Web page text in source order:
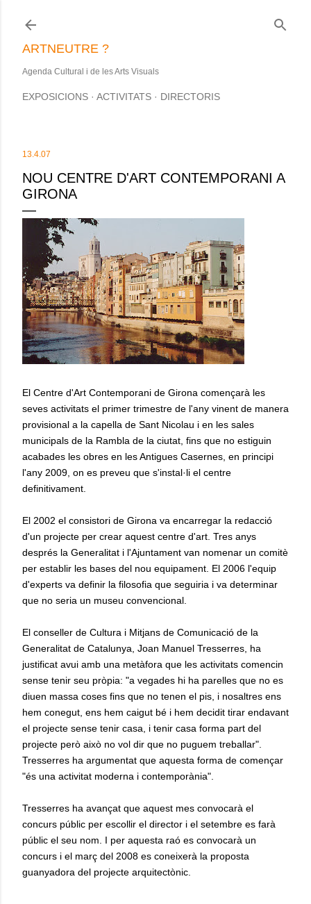
ARTNEUTRE ?
Agenda Cultural i de les Arts Visuals
EXPOSICIONS ACTIVITATS DIRECTORIS
13.4.07
NOU CENTRE D'ART CONTEMPORANI A
GIRONA
El Centre d'Art Contemporani de Girona començarà les
seves activitats el primer trimestre de l'any vinent de manera
provisional a la capella de Sant Nicolau i en les sales
municipals de la Rambla de la ciutat, fins que no estiguin
acabades les obres en les Antigues Casernes, en principi
l'any 2009, on es preveu que s'instal·li el centre
definitivament.
El 2002 el consistori de Girona va encarregar la redacció
d'un projecte per crear aquest centre d'art. Tres anys
després la Generalitat i l'Ajuntament van nomenar un comitè
per establir les bases del nou equipament. El 2006 l'equip
d'experts va definir la filosofia que seguiria i va determinar
que no seria un museu convencional.
El conseller de Cultura i Mitjans de Comunicació de la
Generalitat de Catalunya, Joan Manuel Tresserres, ha
justificat avui amb una metàfora que les activitats comencin
sense tenir seu pròpia: "a vegades hi ha parelles que no es
diuen massa coses fins que no tenen el pis, i nosaltres ens
hem conegut, ens hem caigut bé i hem decidit tirar endavant
el projecte sense tenir casa, i tenir casa forma part del
projecte però això no vol dir que no puguem treballar".
Tresserres ha argumentat que aquesta forma de començar
"és una activitat moderna i contemporània".
Tresserres ha avançat que aquest mes convocarà el
concurs públic per escollir el director i el setembre es farà
públic el seu nom. I per aquesta raó es convocarà un
concurs i el març del 2008 es coneixerà la proposta
guanyadora del projecte arquitectònic.